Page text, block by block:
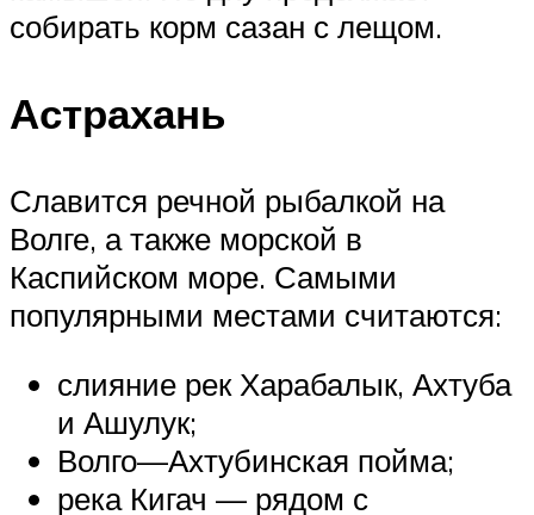
собирать корм сазан с лещом.
Астрахань
Славится речной рыбалкой на
Волге, а также морской в
Каспийском море. Самыми
популярными местами считаются:
слияние рек Харабалык, Ахтуба
и Ашулук;
Волго—Ахтубинская пойма;
река Кигач — рядом с